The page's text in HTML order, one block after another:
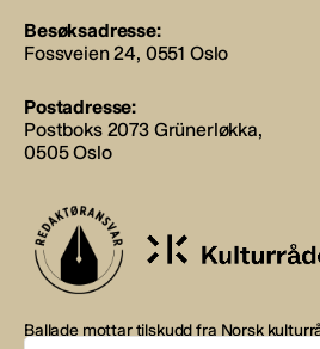
Besøksadresse:
Fossveien 24, 0551 Oslo
Postadresse:
Postboks 2073 Grünerløkka,
0505 Oslo
Ballade mottar tilskudd fra Norsk